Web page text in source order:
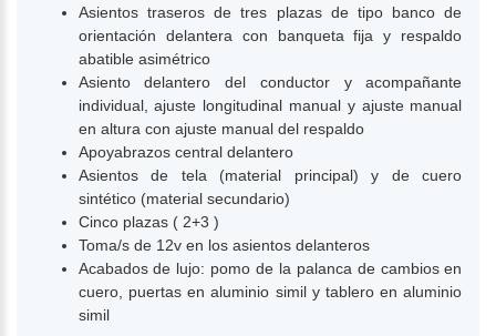
Asientos traseros de tres plazas de tipo banco de
orientación delantera con banqueta fija y respaldo
abatible asimétrico
Asiento delantero del conductor y acompañante
individual, ajuste longitudinal manual y ajuste manual
en altura con ajuste manual del respaldo
Apoyabrazos central delantero
Asientos de tela (material principal) y de cuero
sintético (material secundario)
Cinco plazas ( 2+3 )
Toma/s de 12v en los asientos delanteros
Acabados de lujo: pomo de la palanca de cambios en
cuero, puertas en aluminio simil y tablero en aluminio
simil